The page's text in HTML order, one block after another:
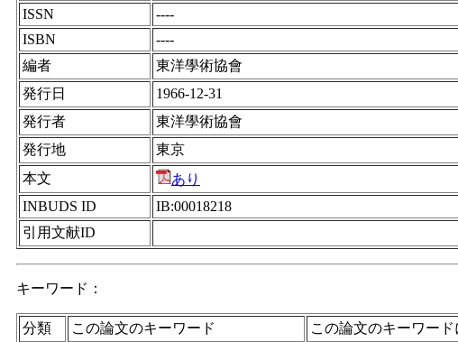
ISSN
----
ISBN
----
編者
東洋學術協會
発行日
1966-12-31
発行者
東洋學術協會
発行地
東京
本文
あり
INBUDS ID
IB:00018218
引用文献ID
キーワード：
分類 この論文のキーワード この論文のキーワー